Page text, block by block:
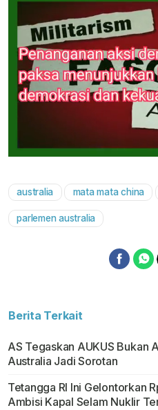
australia mata mata china
parlemen australia
Berita Terkait
AS Tegaskan AUKUS Bukan
Australia Jadi Sorotan
Tetangga RI Ini Gelontorkan
Ambisi Kapal Selam Nuklir